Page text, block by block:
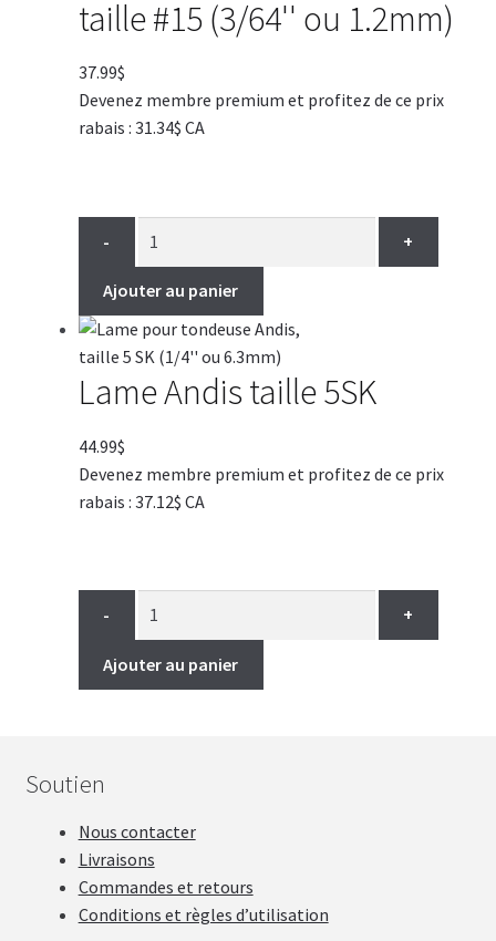
taille #15 (3/64'' ou 1.2mm)
37.99$
Devenez membre premium et profitez de ce prix
rabais : 31.34$ CA
- +
Ajouter au panier
Lame Andis taille 5SK
44.99$
Devenez membre premium et profitez de ce prix
rabais : 37.12$ CA
- +
Ajouter au panier
Soutien
Nous contacter
Livraisons
Commandes et retours
Conditions et règles d’utilisation